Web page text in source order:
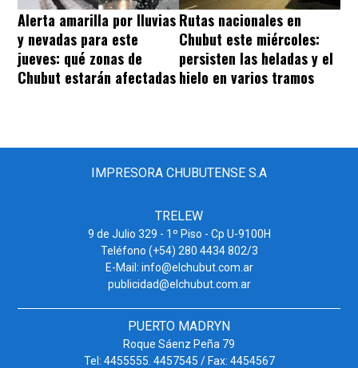
Alerta amarilla por lluvias
y nevadas para este
jueves: qué zonas de
Chubut estarán afectadas
Rutas nacionales en
Chubut este miércoles:
persisten las heladas y el
hielo en varios tramos
IMPRESORA CHUBUTENSE S.A
TRELEW
9 de Julio 329 - 1º Piso - Cp U-9100H
Teléfono (+54) 280 4434 802/3
E-Mail: info@elchubut.com.ar
publicidad@elchubut.com.ar
PUERTO MADRYN
Roque Sáenz Peña 79
Tel: 4455555. 4457545 / Fax: 4454567